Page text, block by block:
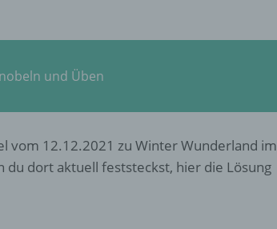
und Üben
vom 12.12.2021 zu Winter Wunderland im
dort aktuell feststeckst, hier die Lösung